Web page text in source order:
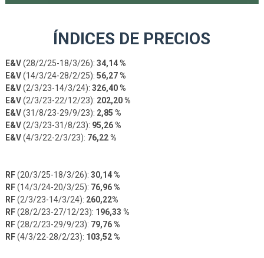
ÍNDICES DE PRECIOS
E&V(28/2/25-18/3/26): 34,14 %
E&V(14/3/24-28/2/25): 56,27 %
E&V(2/3/23-14/3/24): 326,40 %
E&V(2/3/23-22/12/23): 202,20 %
E&V(31/8/23-29/9/23): 2,85 %
E&V(2/3/23-31/8/23): 95,26 %
E&V(4/3/22-2/3/23): 76,22 %
RF(20/3/25-18/3/26): 30,14 %
RF(14/3/24-20/3/25): 76,96 %
RF(2/3/23-14/3/24): 260,22%
RF(28/2/23-27/12/23): 196,33 %
RF(28/2/23-29/9/23): 79,76 %
RF(4/3/22-28/2/23): 103,52 %